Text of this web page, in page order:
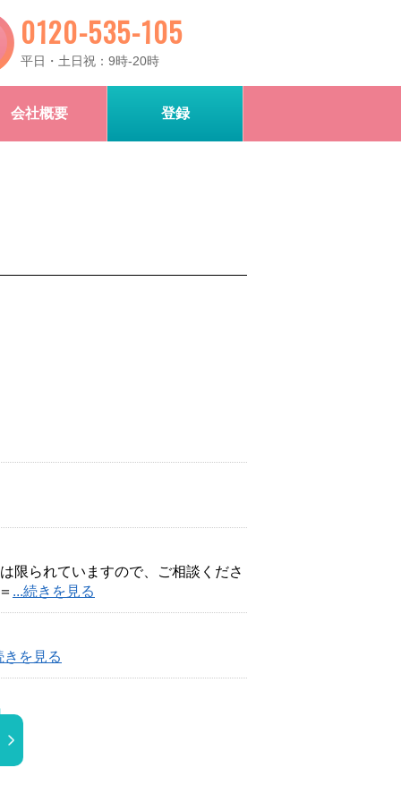
0120-535-105
平日・土日祝：9時-20時
会社概要 登録
られていますので、ご相談くださ
...続きを見る
きを見る